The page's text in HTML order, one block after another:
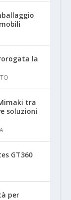
la
tra
soluzioni
GT360
per